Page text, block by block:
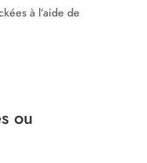
à l’aide de
ou